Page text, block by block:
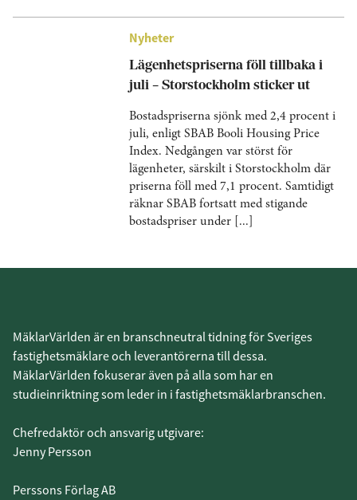
Nyheter
Lägenhetspriserna föll tillbaka i
juli – Storstockholm sticker ut
Bostadspriserna sjönk med 2,4 procent i
juli, enligt SBAB Booli Housing Price
Index. Nedgången var störst för
lägenheter, särskilt i Storstockholm där
priserna föll med 7,1 procent. Samtidigt
räknar SBAB fortsatt med stigande
bostadspriser under [...]
MäklarVärlden är en branschneutral tidning för Sveriges
fastighetsmäklare och leverantörerna till dessa.
MäklarVärlden fokuserar även på alla som har en
studieinriktning som leder in i fastighetsmäklarbranschen.
Chefredaktör och ansvarig utgivare:
Jenny Persson
Perssons Förlag AB